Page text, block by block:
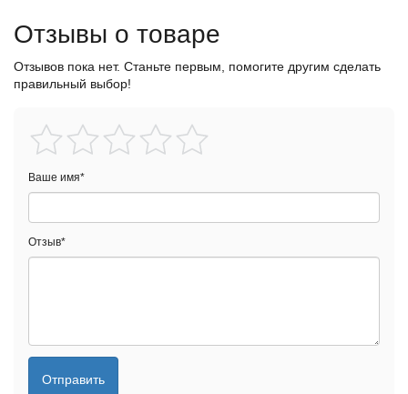
Отзывы о товаре
Отзывов пока нет. Станьте первым, помогите другим сделать
правильный выбор!
Ваше имя*
Отзыв*
Отправить